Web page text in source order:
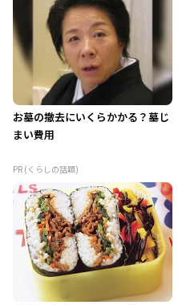
お墓の撤去にいくらかかる？墓じ
まい費用
PR (くらしの話題)